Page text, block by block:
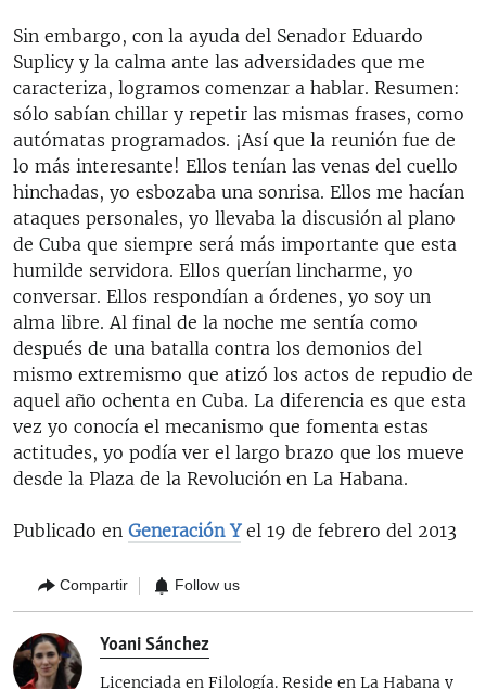
Sin embargo, con la ayuda del Senador Eduardo
Suplicy y la calma ante las adversidades que me
caracteriza, logramos comenzar a hablar. Resumen:
sólo sabían chillar y repetir las mismas frases, como
autómatas programados. ¡Así que la reunión fue de
lo más interesante! Ellos tenían las venas del cuello
hinchadas, yo esbozaba una sonrisa. Ellos me hacían
ataques personales, yo llevaba la discusión al plano
de Cuba que siempre será más importante que esta
humilde servidora. Ellos querían lincharme, yo
conversar. Ellos respondían a órdenes, yo soy un
alma libre. Al final de la noche me sentía como
después de una batalla contra los demonios del
mismo extremismo que atizó los actos de repudio de
aquel año ochenta en Cuba. La diferencia es que esta
vez yo conocía el mecanismo que fomenta estas
actitudes, yo podía ver el largo brazo que los mueve
desde la Plaza de la Revolución en La Habana.
Publicado en Generación Yel 19 de febrero del 2013
Compartir Follow us
Yoani Sánchez
Licenciada en Filología. Reside en La Habana y